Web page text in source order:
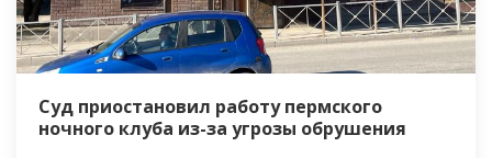
Суд приостановил работу пермского
ночного клуба из-за угрозы обрушения